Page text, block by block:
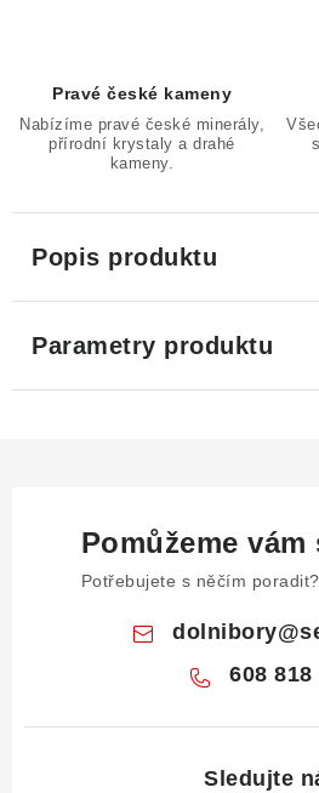
Pravé české kameny
Nabízíme pravé české minerály,
přírodní krystaly a drahé
kameny.
Popis produktu
Parametry produktu
Pomůžeme vám
Potřebujete s něčím
dolnibory@
608 818